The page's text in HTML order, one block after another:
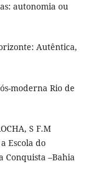
autonomia ou
Autêntica,
moderna Rio de
S F.M
Escola do
Conquista –Bahia